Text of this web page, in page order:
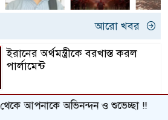
আরো খবর
ইরানের অর্থমন্ত্রীকে বরখাস্ত করল
পার্লামেন্ট
মসজিদে ৯০০ বছর ধরে কুরআন
শুভেচ্ছা !!